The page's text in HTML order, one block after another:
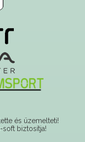
és üzemelteti!